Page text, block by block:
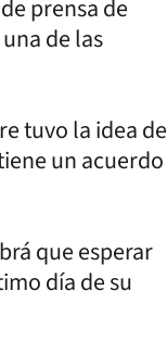
prensa de
de las
tuvo la idea de
un acuerdo
que esperar
día de su